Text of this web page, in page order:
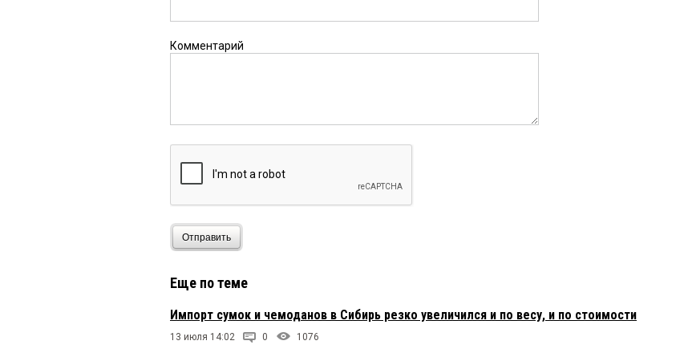
Комментарий
Отправить
Еще по теме
Импорт сумок и чемоданов в Сибирь резко увеличился и по весу, и по стоимости
13 июля 14:02 0 1076